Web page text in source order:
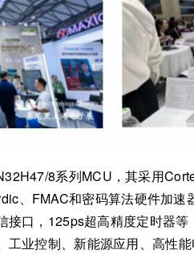
8系列MCU，其采用
、FMAC和密码算法硬件加速
接口，125ps超高精度定时器
业控制、新能源应用、高性能